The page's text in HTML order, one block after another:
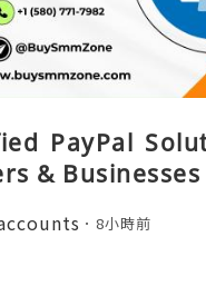
PayPal
& Businesses
8小時前